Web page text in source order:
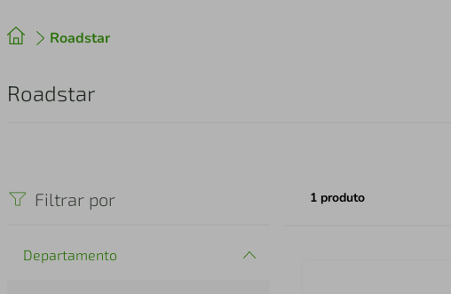
Roadstar
Roadstar
Filtrar por
Departamento
1 produto